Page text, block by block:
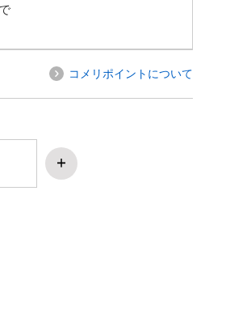
コメリポイントについて